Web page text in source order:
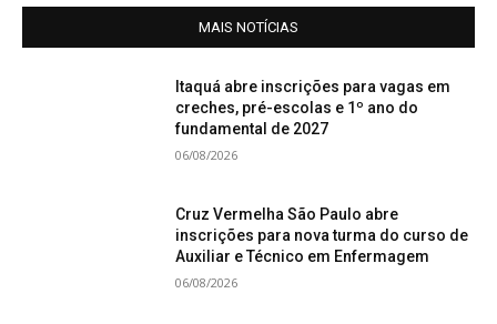
MAIS NOTÍCIAS
Itaquá abre inscrições para vagas em
creches, pré-escolas e 1º ano do
fundamental de 2027
06/08/2026
Cruz Vermelha São Paulo abre
inscrições para nova turma do curso de
Auxiliar e Técnico em Enfermagem
06/08/2026